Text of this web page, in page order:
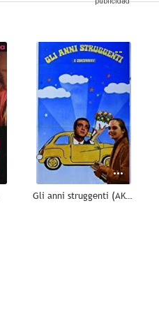
--
Gli anni struggenti (AKA Anni struggenti)